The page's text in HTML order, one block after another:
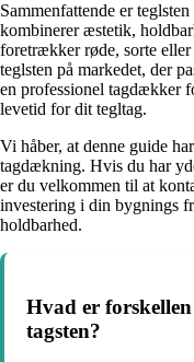
Sammenfattende er
kombinerer æstetik,
foretrækker røde, sorte
teglsten på markedet, der
en professionel tagdækker
levetid for dit tegltag.
Vi håber, at denne guide
tagdækning. Hvis du har
er du velkommen til at
investering i din bygnings
holdbarhed.
Hvad er
tagsten?